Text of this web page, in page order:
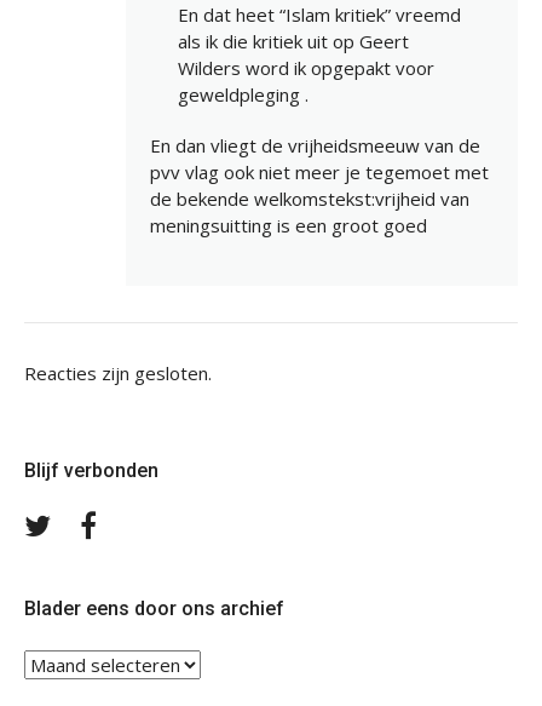
En dat heet “Islam kritiek” vreemd
als ik die kritiek uit op Geert
Wilders word ik opgepakt voor
geweldpleging .
En dan vliegt de vrijheidsmeeuw van de
pvv vlag ook niet meer je tegemoet met
de bekende welkomstekst:vrijheid van
meningsuitting is een groot goed
Reacties zijn gesloten.
Blijf verbonden
Volg
Blader eens door ons archief
Blader
eens